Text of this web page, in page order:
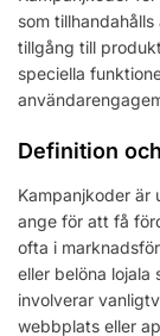
som
tillgång till
speciella
Definition
Kampanjkoder är
ange för att få
ofta i
eller belöna lojala
involverar
webbplats eller